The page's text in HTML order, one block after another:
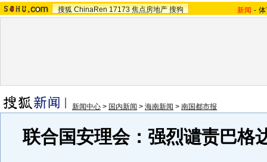
搜狐 ChinaRen 17173 焦点房地产 搜狗 新闻 -
新闻中心 > 国内新闻 > 海南新闻 > 南国都市报
联合国安理会：强烈谴责巴格